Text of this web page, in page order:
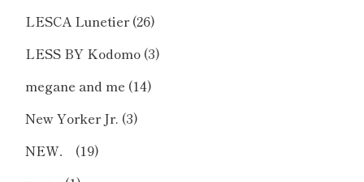
LESCA Lunetier(26)
LESS BY Kodomo (3)
megane and me (14)
New Yorker Jr. (3)
NEW．
(19)